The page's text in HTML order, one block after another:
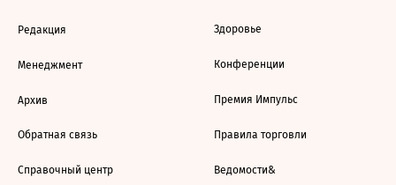
Редакция
Менеджмент
Архив
Обратная связь
Справочный центр
Здоровье
Конференции
Премия Импульс
Правила торговли
Ведомости&